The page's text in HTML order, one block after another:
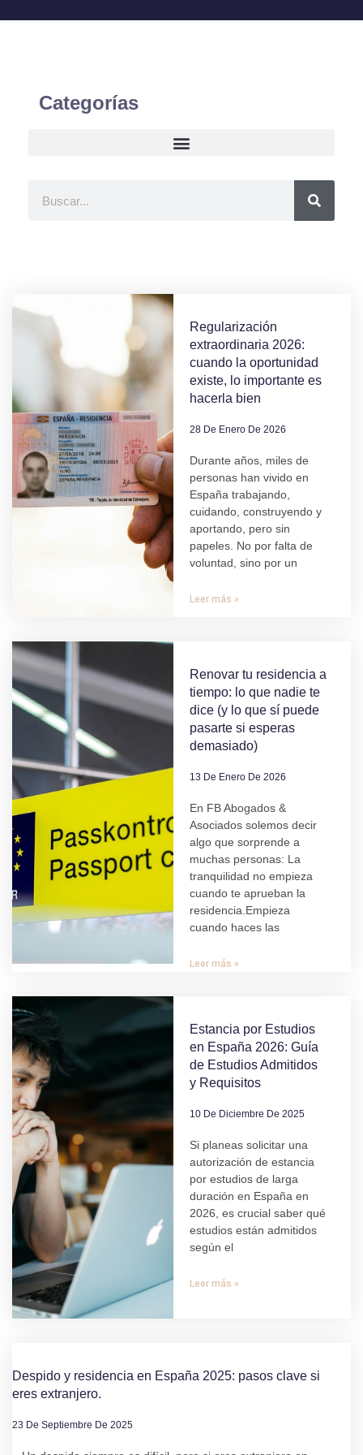
Categorías
Regularización
extraordinaria 2026:
cuando la oportunidad
existe, lo importante es
hacerla bien
28 De Enero De 2026
Durante años, miles de
personas han vivido en
España trabajando,
cuidando, construyendo y
aportando, pero sin
papeles. No por falta de
voluntad, sino por un
Leer más »
Renovar tu residencia a
tiempo: lo que nadie te
dice (y lo que sí puede
pasarte si esperas
demasiado)
13 De Enero De 2026
En FB Abogados &
Asociados solemos decir
algo que sorprende a
muchas personas: La
tranquilidad no empieza
cuando te aprueban la
residencia.Empieza
cuando haces las
Leer más »
Estancia por Estudios
en España 2026: Guía
de Estudios Admitidos
y Requisitos
10 De Diciembre De 2025
Si planeas solicitar una
autorización de estancia
por estudios de larga
duración en España en
2026, es crucial saber qué
estudios están admitidos
según el
Leer más »
Despido y residencia en España 2025: pasos clave si
eres extranjero.
23 De Septiembre De 2025